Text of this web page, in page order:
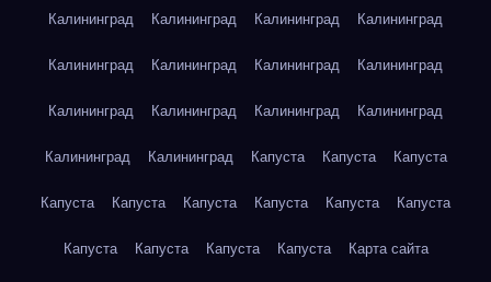
Калининград Калининград Калининград Калининград
Калининград Калининград Калининград Калининград
Калининград Калининград Калининград Калининград
Калининград Калининград Капуста Капуста Капуста
Капуста Капуста Капуста Капуста Капуста Капуста
Капуста Капуста Капуста Капуста Карта сайта